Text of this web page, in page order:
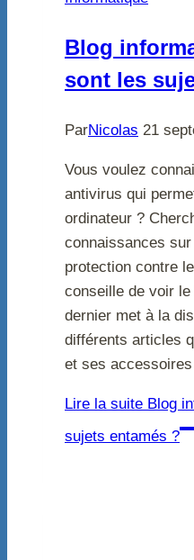
Blog
sont les
ParNicolas 21
Vous voulez
antivirus qui
ordinateur ?
connaissances
protection contre
conseille de voir
dernier met à la
différents articles
et ses
Lire la suite Blog
sujets entamés ?